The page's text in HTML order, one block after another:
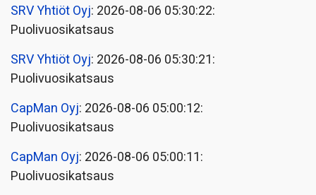
SRV Yhtiöt Oyj: 2026-08-06 05:30:22:
Puolivuosikatsaus
SRV Yhtiöt Oyj: 2026-08-06 05:30:21:
Puolivuosikatsaus
CapMan Oyj: 2026-08-06 05:00:12:
Puolivuosikatsaus
CapMan Oyj: 2026-08-06 05:00:11:
Puolivuosikatsaus